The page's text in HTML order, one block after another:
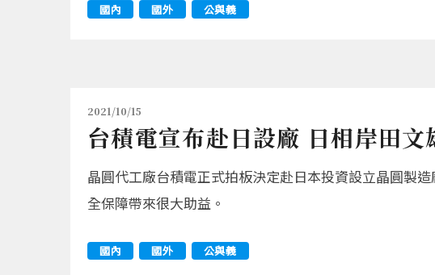
國內 國外 公與義
2021/10/15
台積電宣布赴日設廠 日相岸田文
晶圓代工廠台積電正式拍板決定赴日本投資設立晶圓製
全保障帶來很大助益。
國內 國外 公與義